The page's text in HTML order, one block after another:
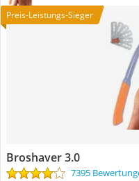
Preis-Leistungs-Sieger
Broshaver 3.0
7395